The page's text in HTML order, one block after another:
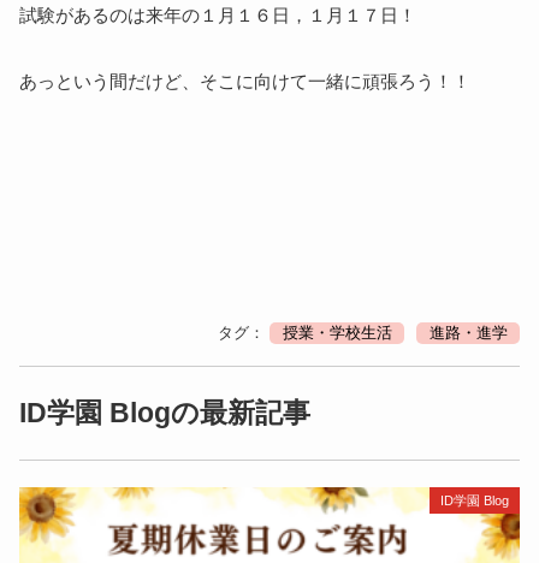
試験があるのは来年の１月１６日，１月１７日！
あっという間だけど、そこに向けて一緒に頑張ろう！！
タグ： 授業・学校生活 進路・進学
ID学園 Blogの最新記事
ID学園 Blog